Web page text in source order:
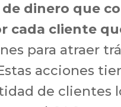
dinero que
cada cliente
para atraer
acciones
de clientes